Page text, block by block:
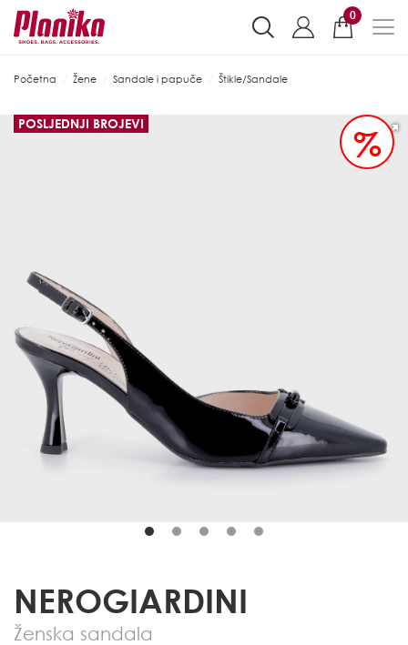
0
Početna Žene Sandale i papuče Štikle/Sandale
%
POSLJEDNJI BROJEVI
NEROGIARDINI
Ženska sandala